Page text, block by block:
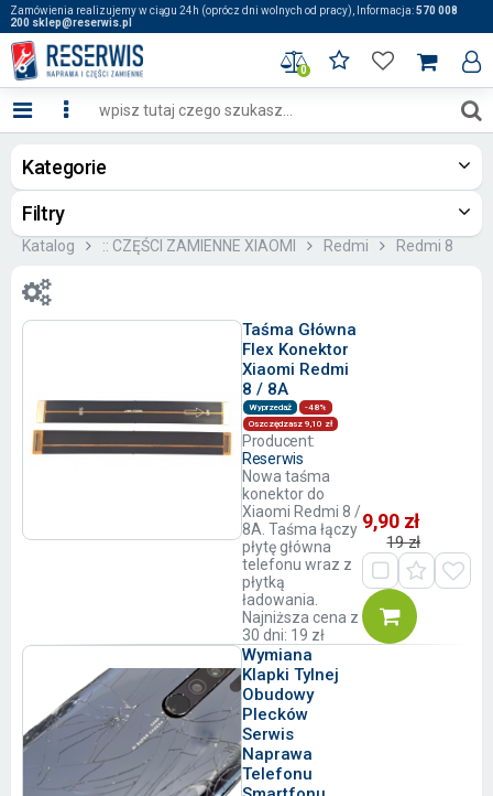
Zamówienia realizujemy w ciągu 24h (oprócz dni wolnych od pracy), Informacja:570 008
200 sklep@reserwis.pl
0
Kategorie
Filtry
Katalog :: CZĘŚCI ZAMIENNE XIAOMI Redmi Redmi 8
Taśma Główna
Flex Konektor
Xiaomi Redmi
8 / 8A
Wyprzedaż
-48%
Oszczędzasz 9,10 zł
Producent:
Reserwis
Nowa taśma
konektor do
Xiaomi Redmi 8 /
8A. Taśma łączy
płytę główna
telefonu wraz z
płytką
ładowania.
Najniższa cena z
30 dni: 19 zł
9,90 zł
19 zł
Wymiana
Klapki Tylnej
Obudowy
Plecków
Serwis
Naprawa
Telefonu